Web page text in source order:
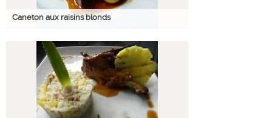
Caneton aux raisins blonds